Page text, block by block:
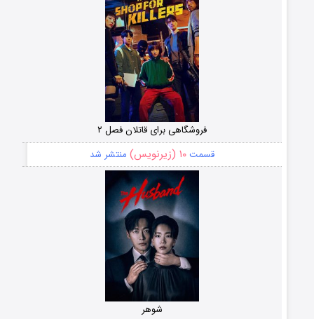
فروشگاهی برای قاتلان فصل ۲
قسمت۱۰ (زیرنویس) منتشر شد
شوهر